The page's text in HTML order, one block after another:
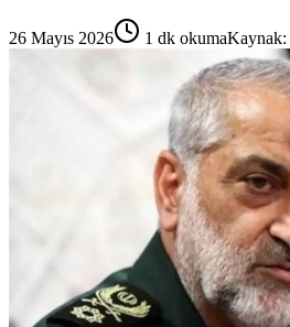
26 Mayıs 2026 1 dk okumaKaynak: